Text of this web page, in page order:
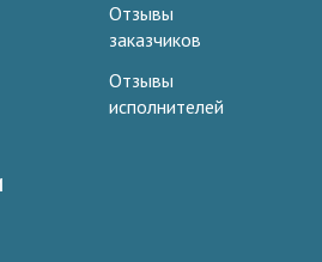
Отзывы
заказчиков
Отзывы
исполнителей